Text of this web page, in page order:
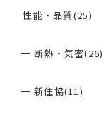
性能・品質(25)
断熱・気密(26)
新住協(11)